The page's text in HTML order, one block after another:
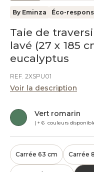
By Eminza Éco-
Taie de
lavé (27 x 185
eucalyptus
REF. 2XSPU01
Voir la description
Vert romarin
Carrée 63 cm Carrée